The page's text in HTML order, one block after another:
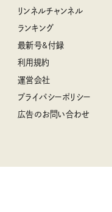
クラフトビール案内
母の日に贈りたい、お花モ
リンネル 暮らしの道具大賞
ナチュラルメイクレッスン
喜ばれる贈り物手帖
猫と一緒に心地いい暮らし
空想喫茶トラノコクさんの
圷みほさんのゆるっと週末
豆柴・まもるくんの旅日記
柳沢小実さんのお散歩する
valoさんのかわいいもの探
リンネル暮らし部
リンネルチャンネル
おぱんつ君のわくわく楽し
毎日が心地よくなるリンネル
リンネルチャンネル
ランキング
最新号&付録
利用規約
運営会社
プライバシーポリシー
広告のお問い合わせ